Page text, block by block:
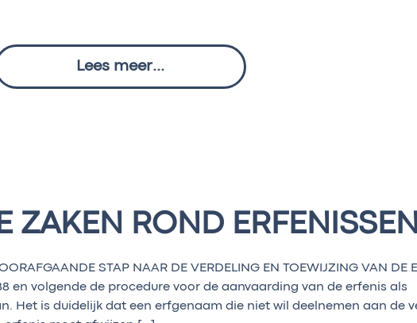
Lees meer...
ZAKEN ROND ERFENISSEN
STAP NAAR DE VERDELING EN TOEWIJZING VAN DE
en volgende de procedure voor de aanvaarding van de erfenis als
Het is duidelijk dat een erfgenaam die niet wil deelnemen aan de